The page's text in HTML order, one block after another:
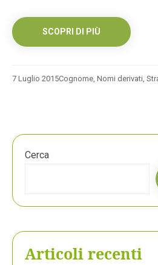
SCOPRI DI PIÙ
7 Luglio 2015Cognome, Nomi derivati,
Cerca
Articoli recenti